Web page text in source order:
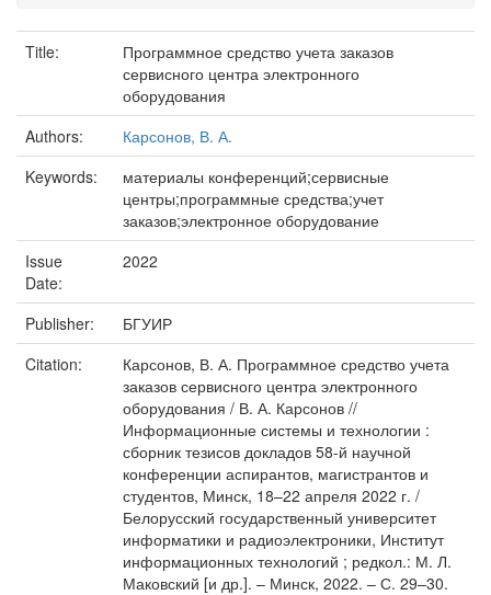
Title:
Программное средство учета заказов
сервисного центра электронного
оборудования
Authors:
Карсонов, В. А.
Keywords:
материалы конференций;сервисные
центры;программные средства;учет
заказов;электронное оборудование
Issue
Date:
2022
Publisher:
БГУИР
Citation:
Карсонов, В. А. Программное средство учета
заказов сервисного центра электронного
оборудования / В. А. Карсонов //
Информационные системы и технологии :
сборник тезисов докладов 58-й научной
конференции аспирантов, магистрантов и
студентов, Минск, 18–22 апреля 2022 г. /
Белорусский государственный университет
информатики и радиоэлектроники, Институт
информационных технологий ; редкол.: М. Л.
Маковский [и др.]. – Минск, 2022. – С. 29–30.